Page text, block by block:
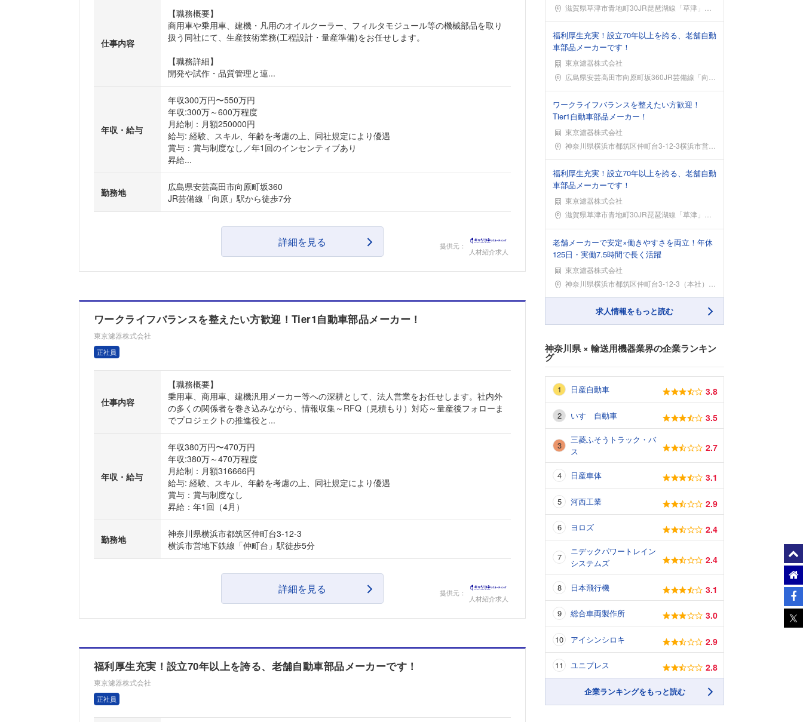
フォローしました
こちらの企業もフォローしませんか？
仕事内容
【職務概要】
商用車や乗用車、建機・凡用のオイルクーラー、フィルタモジュール等の機械部品を取り
扱う同社にて、生産技術業務(工程設計・量産準備)をお任せします。
【職務詳細】
開発や試作・品質管理と連...
年収・給与
年収300万円〜550万円
年収:300万～600万程度
月給制：月額250000円
給与: 経験、スキル、年齢を考慮の上、同社規定により優遇
賞与：賞与制度なし／年1回のインセンティブあり
昇給...
勤務地
広島県安芸高田市向原町坂360
JR芸備線「向原」駅から徒歩7分
詳細を見る 提供元：
人材紹介求人
ワークライフバランスを整えたい方歓迎！Tier1自動車部品メーカー！
東京濾器株式会社
正社員
仕事内容
【職務概要】
乗用車、商用車、建機汎用メーカー等への深耕として、法人営業をお任せします。社内外
の多くの関係者を巻き込みながら、情報収集～RFQ（見積もり）対応～量産後フォローま
でプロジェクトの推進役と...
年収・給与
年収380万円〜470万円
年収:380万～470万程度
月給制：月額316666円
給与: 経験、スキル、年齢を考慮の上、同社規定により優遇
賞与：賞与制度なし
昇給：年1回（4月）
勤務地
神奈川県横浜市都筑区仲町台3-12-3
横浜市営地下鉄線「仲町台」駅徒歩5分
詳細を見る 提供元：
人材紹介求人
福利厚生充実！設立70年以上を誇る、老舗自動車部品メーカーです！
東京濾器株式会社
正社員
勤務地滋賀県草津市青地町30JR琵琶湖線「草津」駅から車
福利厚生充実！設立70年以上を誇る、老舗自動
車部品メーカーです！
東京濾器株式会社
勤務地広島県安芸高田市向原町坂360JR芸備線「向原」駅
ワークライフバランスを整えたい方歓迎！
Tier1自動車部品メーカー！
東京濾器株式会社
勤務地神奈川県横浜市都筑区仲町台3-12-3横浜市営地下
福利厚生充実！設立70年以上を誇る、老舗自動
車部品メーカーです！
東京濾器株式会社
勤務地滋賀県草津市青地町30JR琵琶湖線「草津」駅より車
老舗メーカーで安定×働きやすさを両立！年休
125日・実働7.5時間で長く活躍
東京濾器株式会社
勤務地神奈川県横浜市都筑区仲町台3-12-3（本社）横浜
求人情報をもっと読む
神奈川県× 輸送用機器業界の企業ランキン
グ
日産自動車 3.8
いすゞ自動車 3.5
三菱ふそうトラック・バ
ス
2.7
日産車体 3.1
河西工業 2.9
ヨロズ 2.4
ニデックパワートレイン
システムズ
2.4
日本飛行機 3.1
総合車両製作所 3.0
アイシンシロキ 2.9
ユニプレス 2.8
企業ランキングをもっと読む